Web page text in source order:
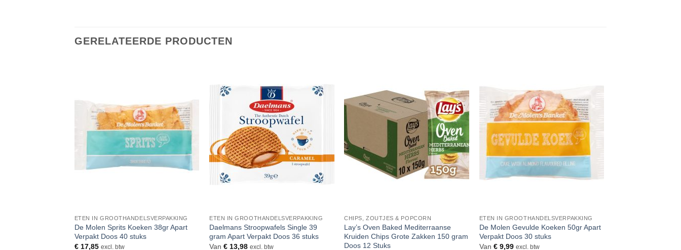
GERELATEERDE PRODUCTEN
verlanglijst
ETEN IN GROOTHANDELSVERPAKKING
De Molen Sprits Koeken 38gr Apart
Verpakt Doos 40 stuks
€17,85 excl. btw
Toevoegen
aan
ETEN IN GROOTHANDELSVERPAKKING
Daelmans Stroopwafels Single 39
gram Apart Verpakt Doos 36 stuks
Van€ 13,98 excl. btw
aan
verlanglijst
CHIPS, ZOUTJES & POPCORN
Lay’s Oven Baked Mediterraanse
Kruiden Chips Grote Zakken 150 gram
Doos 12 Stuks
verlanglijst
ETEN IN GROOTHANDELSVERPAKKING
De Molen Gevulde Koeken 50gr Apart
Verpakt Doos 30 stuks
Van €9,99 excl. btw